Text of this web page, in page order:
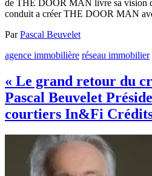
de THE DOOR MAN livre sa vision
conduit a créer THE DOOR MAN
ParPascal Beuvelet
agence immobilière réseau immobilier
« Le grand retour du
Pascal Beuvelet
courtiers In&Fi